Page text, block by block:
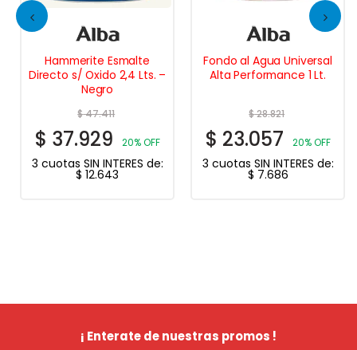
Hammerite Esmalte
Directo s/ Oxido 2,4 Lts. –
Negro
$47.411
$ 37.929 20% OFF
3 cuotas SIN INTERES de:
$ 12.643
Fondo al Agua Universal
Alta Performance 1 Lt.
$28.821
$ 23.057 20% OFF
3 cuotas SIN INTERES de:
$ 7.686
¡ Enterate de nuestras promos !